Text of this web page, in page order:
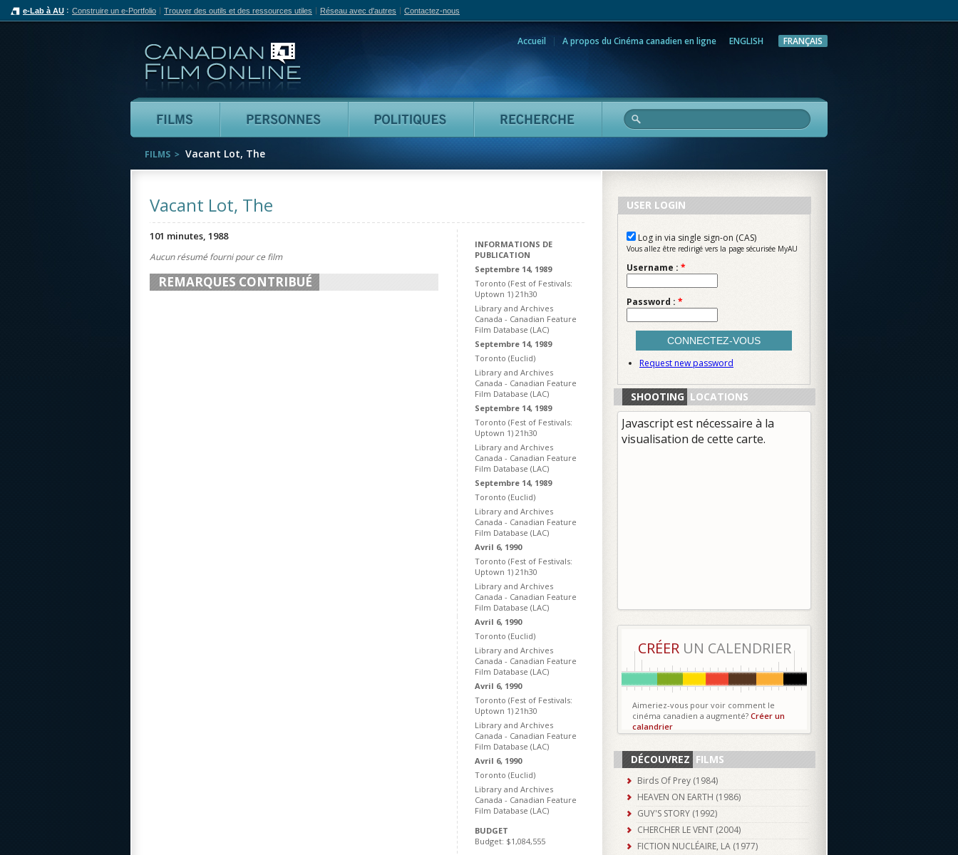
e-Lab à AU Construire un e-Portfolio Trouver des outils et des ressources utiles Réseau avec d'autres Contactez-nous
Accueil A propos du Cinéma canadien en ligne ENGLISH FRANÇAIS
Films Personnes Politiques Recherche
FILMS Vacant Lot, The
Vacant Lot, The
INFORMATIONS DE
PUBLICATION
Septembre 14, 1989
Toronto (Fest of Festivals:
Uptown 1) 21h30
Library and Archives
Canada - Canadian Feature
Film Database (LAC)
Septembre 14, 1989
Toronto (Euclid)
Library and Archives
Canada - Canadian Feature
Film Database (LAC)
Septembre 14, 1989
Toronto (Fest of Festivals:
Uptown 1) 21h30
Library and Archives
Canada - Canadian Feature
Film Database (LAC)
Septembre 14, 1989
Toronto (Euclid)
Library and Archives
Canada - Canadian Feature
Film Database (LAC)
Avril 6, 1990
Toronto (Fest of Festivals:
Uptown 1) 21h30
Library and Archives
Canada - Canadian Feature
Film Database (LAC)
Avril 6, 1990
Toronto (Euclid)
Library and Archives
Canada - Canadian Feature
Film Database (LAC)
Avril 6, 1990
Toronto (Fest of Festivals:
Uptown 1) 21h30
Library and Archives
Canada - Canadian Feature
Film Database (LAC)
Avril 6, 1990
Toronto (Euclid)
Library and Archives
Canada - Canadian Feature
Film Database (LAC)
BUDGET
Budget: $1,084,555
101 minutes, 1988
Aucun résumé fourni pour ce film
REMARQUES CONTRIBUÉ
USER LOGIN
Log in via single sign-on (CAS)
Vous allez être redirigé vers la page sécurisée MyAU
Username : *
Password : *
Request new password
SHOOTING LOCATIONS
Javascript est nécessaire à la
visualisation de cette carte.
CRÉERUN CALENDRIER
Aimeriez-vous pour voir comment le
cinéma canadien a augmenté? Créer un
calandrier
DÉCOUVREZ FILMS
Birds Of Prey (1984)
HEAVEN ON EARTH (1986)
GUY'S STORY (1992)
CHERCHER LE VENT (2004)
FICTION NUCLÉAIRE, LA (1977)